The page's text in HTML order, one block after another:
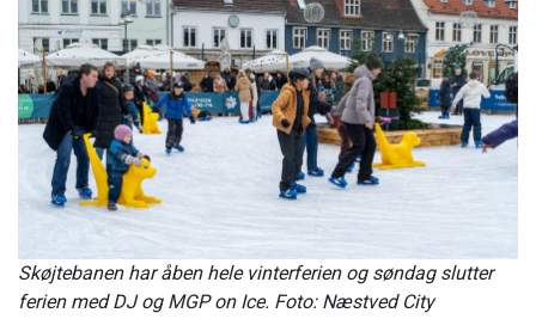
Skøjtebanen har åben hele vinterferien og søndag slutter
ferien med DJ og MGP on Ice. Foto: Næstved City